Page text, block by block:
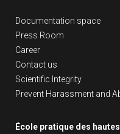
Liens footer
Documentation space
Press Room
Career
Contact us
Scientific Integrity
Prevent Harassment and
École pratique des